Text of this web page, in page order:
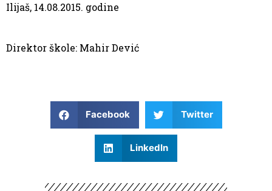
Ilijaš, 14.08.2015. godine
Direktor škole: Mahir Dević
Facebook Twitter
LinkedIn